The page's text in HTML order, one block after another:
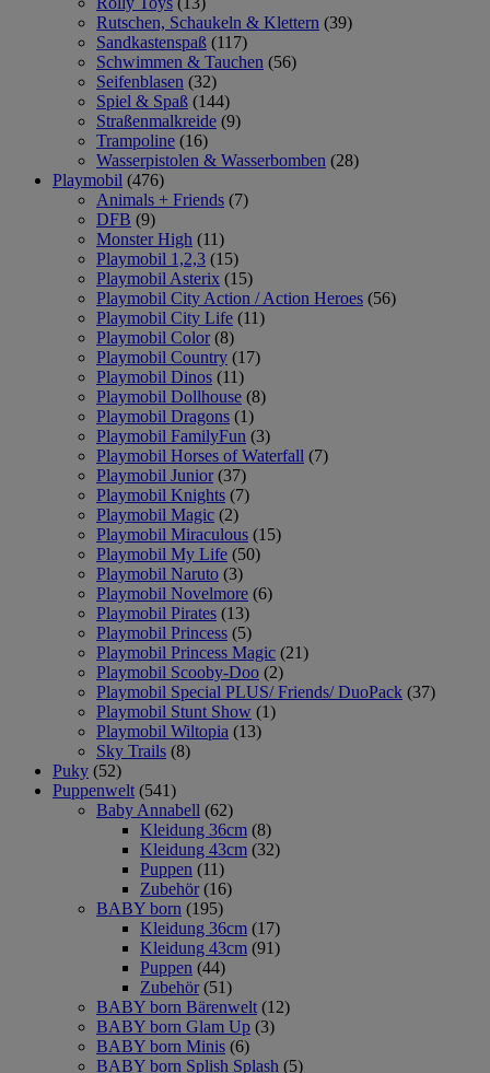
Rutschen, Schaukeln & Klettern (39)
Sandkastenspaß (117)
Schwimmen & Tauchen (56)
Seifenblasen (32)
Spiel & Spaß (144)
Straßenmalkreide (9)
Trampoline (16)
Wasserpistolen & Wasserbomben (28)
Playmobil (476)
Animals + Friends (7)
DFB (9)
Monster High (11)
Playmobil 1,2,3 (15)
Playmobil Asterix (15)
Playmobil City Action / Action Heroes (56)
Playmobil City Life (11)
Playmobil Color (8)
Playmobil Country (17)
Playmobil Dinos (11)
Playmobil Dollhouse (8)
Playmobil Dragons (1)
Playmobil FamilyFun (3)
Playmobil Horses of Waterfall (7)
Playmobil Junior (37)
Playmobil Knights (7)
Playmobil Magic (2)
Playmobil Miraculous (15)
Playmobil My Life (50)
Playmobil Naruto (3)
Playmobil Novelmore (6)
Playmobil Pirates (13)
Playmobil Princess (5)
Playmobil Princess Magic (21)
Playmobil Scooby-Doo (2)
Playmobil Special PLUS/ Friends/ DuoPack (37)
Playmobil Stunt Show (1)
Playmobil Wiltopia (13)
Sky Trails (8)
Puky (52)
Puppenwelt (541)
Baby Annabell (62)
Kleidung 36cm (8)
Kleidung 43cm (32)
Puppen (11)
Zubehör (16)
BABY born (195)
Kleidung 36cm (17)
Kleidung 43cm (91)
Puppen (44)
Zubehör (51)
BABY born Bärenwelt (12)
BABY born Glam Up (3)
BABY born Minis (6)
BABY born Splish Splash (5)